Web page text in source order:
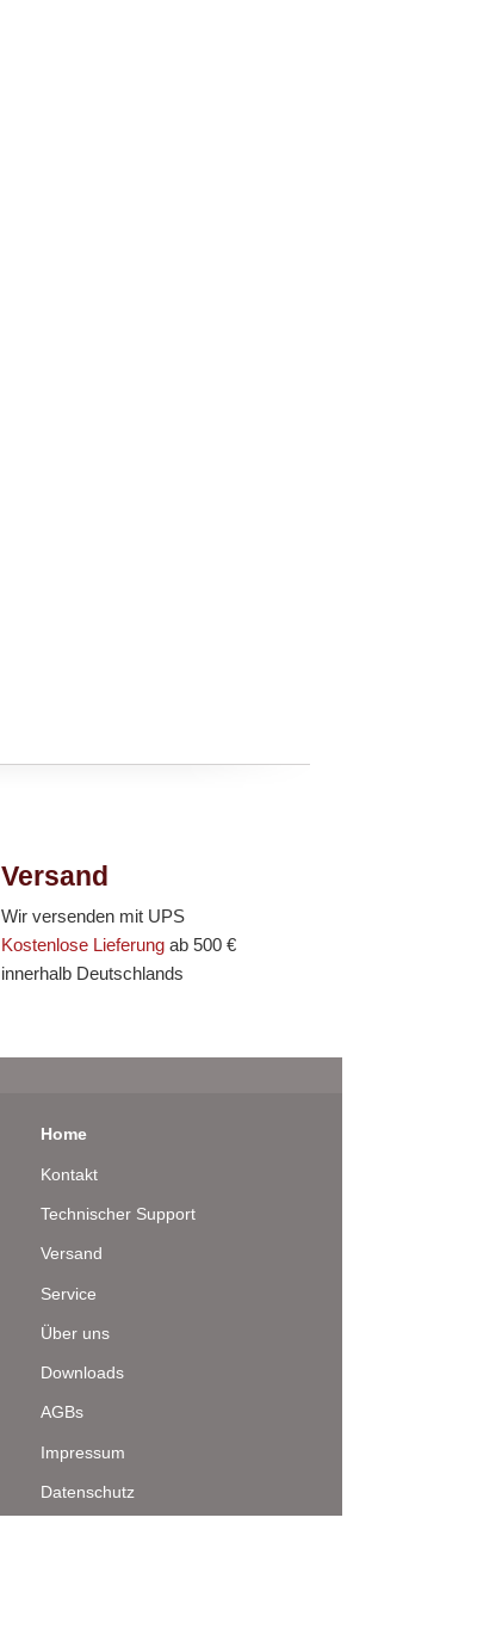
Versand
Wir versenden mit UPS
Kostenlose Lieferung ab 500 €
innerhalb Deutschlands
Home
Kontakt
Technischer Support
Versand
Service
Über uns
Downloads
AGBs
Impressum
Datenschutz